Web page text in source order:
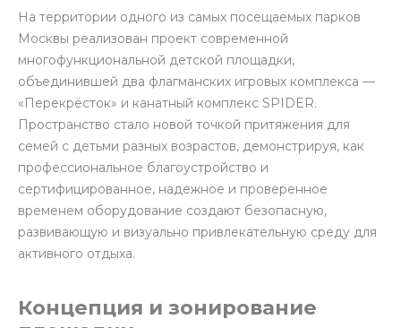
На территории одного из самых посещаемых парков
Москвы реализован проект современной
многофункциональной детской площадки,
объединившей два флагманских игровых комплекса —
«Перекрёсток» и канатный комплекс SPIDER.
Пространство стало новой точкой притяжения для
семей с детьми разных возрастов, демонстрируя, как
профессиональное благоустройство и
сертифицированное, надежное и проверенное
временем оборудование создают безопасную,
развивающую и визуально привлекательную среду для
активного отдыха.
Концепция и зонирование